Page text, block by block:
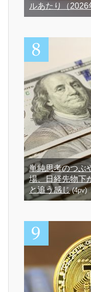
ルあたり（
単純思考のつぶ
場、日経先物下
と追う感じ(4pv)